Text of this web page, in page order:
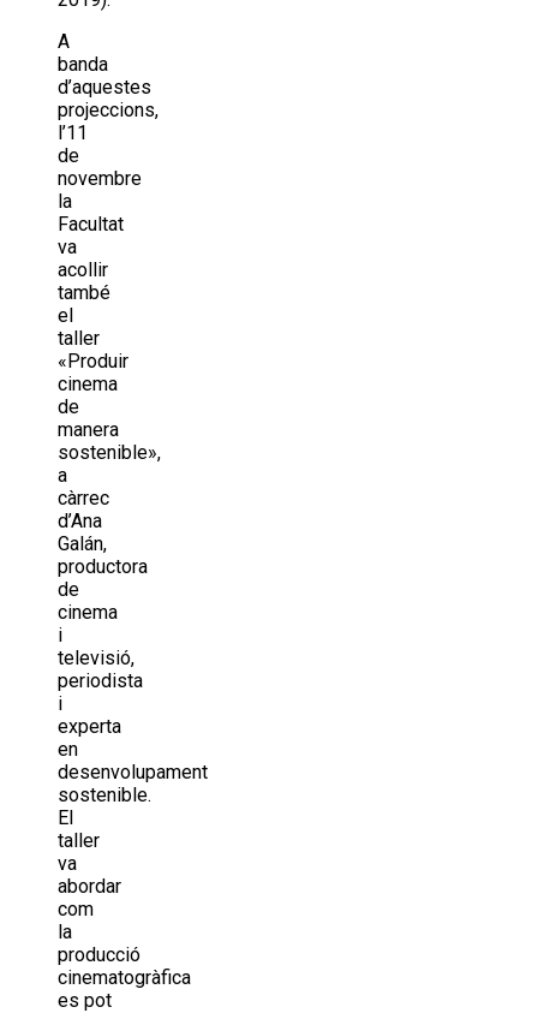
A
banda
d’aquestes
projeccions,
l’11
de
novembre
la
Facultat
va
acollir
també
el
taller
«Produir
cinema
de
manera
sostenible»,
a
càrrec
d’Ana
Galán,
productora
de
cinema
i
televisió,
periodista
i
experta
en
desenvolupament
sostenible.
El
taller
va
abordar
com
la
producció
cinematogràfica
es pot